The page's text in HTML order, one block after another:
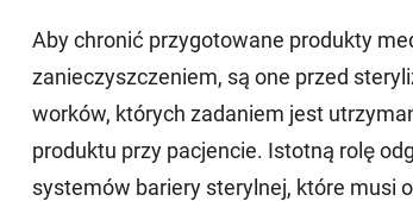
Aby chronić przygotowane produkty
zanieczyszczeniem, są one przed
worków, których zadaniem jest
produktu przy pacjencie. Istotną rolę
systemów bariery sterylnej, które musi